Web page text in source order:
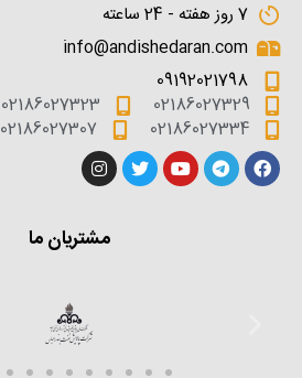
7 روز هفته - 24 ساعته
info@andishedaran.com
09192021798
02186027329
02186027323
02186027334
02186027307
مشتریان ما